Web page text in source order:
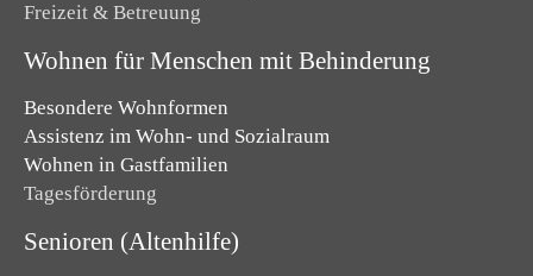
Freizeit & Betreuung
Wohnen für Menschen mit Behinderung
Besondere Wohnformen
Assistenz im Wohn- und Sozialraum
Wohnen in Gastfamilien
Tagesförderung
Senioren (Altenhilfe)